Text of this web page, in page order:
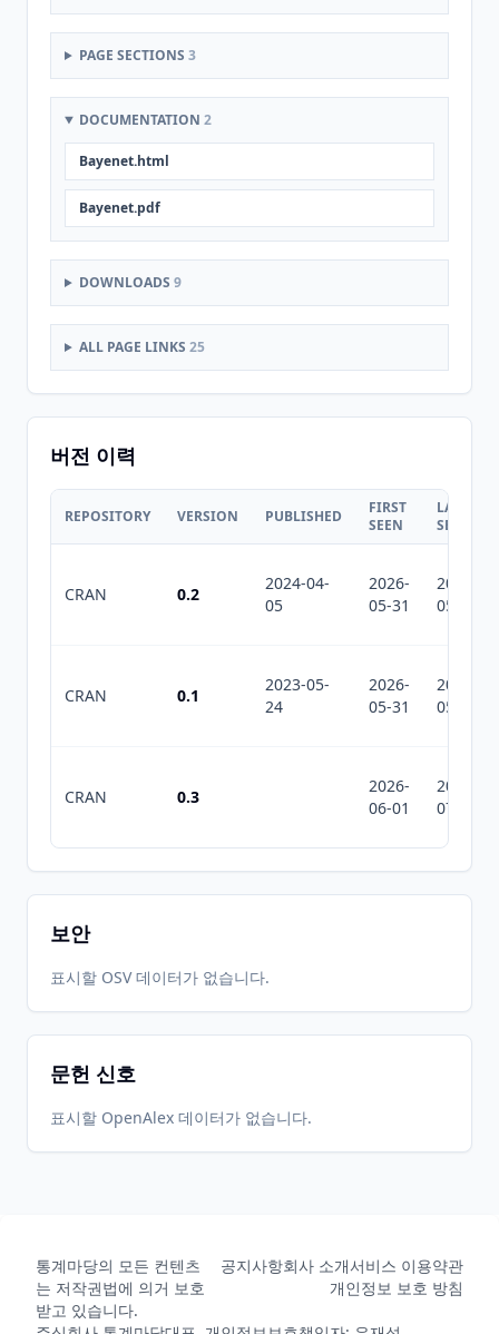
PAGE SECTIONS 3
DOCUMENTATION 2
Bayenet.html
Bayenet.pdf
DOWNLOADS 9
ALL PAGE LINKS 25
버전 이력
REPOSITORY VERSION PUBLISHED
FIRST
SEEN
LAST
SEEN
CRAN 0.2
2024-04-
05
2026-
05-31
2026-
05-31
CRAN 0.1
2023-05-
24
2026-
05-31
2026-
05-31
CRAN 0.3
2026-
06-01
2026-
07-10
보안
표시할 OSV 데이터가 없습니다.
문헌 신호
표시할 OpenAlex 데이터가 없습니다.
통계마당의 모든 컨텐츠
는 저작권법에 의거 보호
받고 있습니다.
공지사항회사 소개서비스 이용약관
개인정보 보호 방침